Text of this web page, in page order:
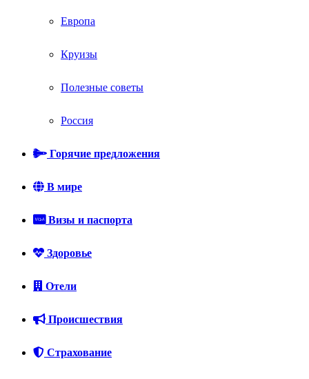
Европа
Круизы
Полезные советы
Россия
Горячие предложения
В мире
Визы и паспорта
Здоровье
Отели
Происшествия
Страхование